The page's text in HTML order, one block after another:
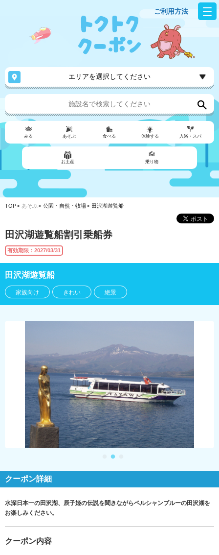
ご利用方法
エリアを選択してください
みる あそぶ 食べる 体験する 入浴・スパ
お土産 乗り物
TOP あそぶ 公園・自然・牧場 田沢湖遊覧船
田沢湖遊覧船割引乗船券
有効期限：2027/03/31
田沢湖遊覧船
家族向け きれい 絶景
クーポン詳細
水深日本一の田沢湖、辰子姫の伝説を聞きながらペルシャンブルーの田沢湖を
お楽しみください。
クーポン内容